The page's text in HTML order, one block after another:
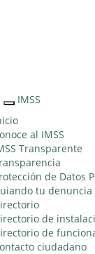
Interruptor
de
Navegación
IMSS
al IMSS
Transparente
de Datos
tu denuncia
de
de
ciudadano